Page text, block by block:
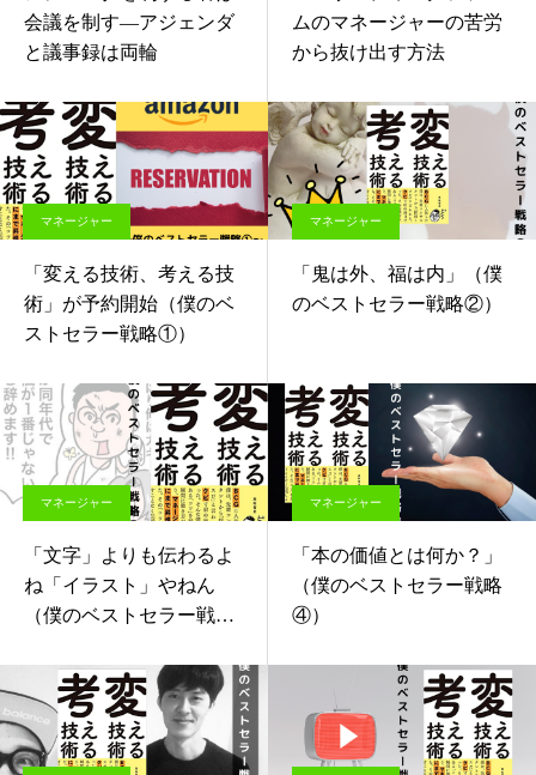
会議を制す—アジェンダ
と議事録は両輪
ムのマネージャーの苦労
から抜け出す方法
マネージャー
「変える技術、考える技
術」が予約開始（僕のベ
ストセラー戦略①）
マネージャー
「鬼は外、福は内」（僕
のベストセラー戦略②）
マネージャー
「文字」よりも伝わるよ
ね「イラスト」やねん
（僕のベストセラー戦略
マネージャー
「本の価値とは何か？」
（僕のベストセラー戦略
④）